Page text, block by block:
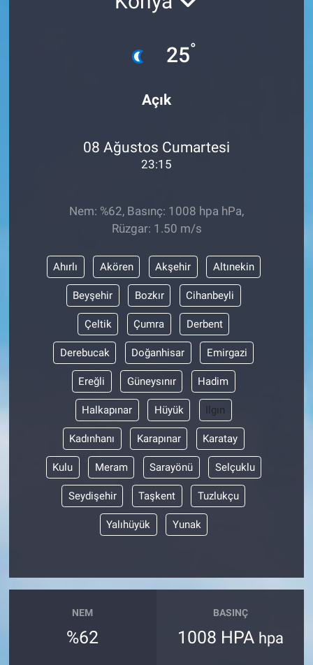
25°
Açık
08 Ağustos Cumartesi
23:15
Nem: %62, Basınç: 1008 hpa hPa,
Rüzgar: 1.50 m/s
Ahırlı Akören Akşehir Altınekin
Beyşehir Bozkır Cihanbeyli
Çeltik Çumra Derbent
Derebucak Doğanhisar Emirgazi
Ereğli Güneysınır Hadim
Halkapınar Hüyük Ilgın
Kadınhanı Karapınar Karatay
Kulu Meram Sarayönü Selçuklu
Seydişehir Taşkent Tuzlukçu
Yalıhüyük Yunak
NEM
%62
BASINÇ
1008 HPA hpa